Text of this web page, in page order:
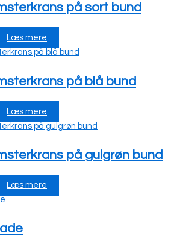
på sort bund
Læs mere
på blå bund
Læs mere
på gulgrøn bund
Læs mere